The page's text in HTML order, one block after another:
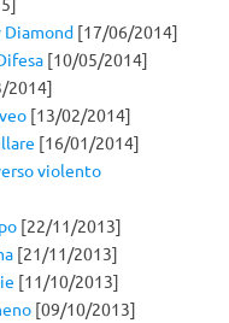
Diamond [17/06/2014]
[10/05/2014]
2014]
[13/02/2014]
[16/01/2014]
violento
[22/11/2013]
[21/11/2013]
[11/10/2013]
[09/10/2013]